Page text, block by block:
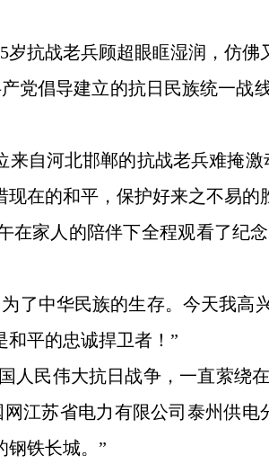
抗战老兵顾超眼眶湿润，仿佛
党倡导建立的抗日民族统一
自河北邯郸的抗战老兵难掩
在的和平，保护好来之不易的
在家人的陪伴下全程观看了纪
了中华民族的生存。今天我
平的忠诚捍卫者！”
人民伟大抗日战争，一直萦
江苏省电力有限公司泰州供
钢铁长城。”